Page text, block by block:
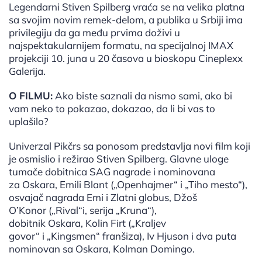
Legendarni Stiven Spilberg vraća se na velika platna
sa svojim novim remek-delom, a publika u Srbiji ima
privilegiju da ga među prvima doživi u
najspektakularnijem formatu, na specijalnoj IMAX
projekciji 10. juna u 20 časova u bioskopu Cineplexx
Galerija.
O FILMU:Ako biste saznali da nismo sami, ako bi
vam neko to pokazao, dokazao, da li bi vas to
uplašilo?
Univerzal Pikčrs sa ponosom predstavlja novi film koji
je osmislio i režirao Stiven Spilberg. Glavne uloge
tumače dobitnica SAG nagrade i nominovana
za Oskara, Emili Blant („Openhajmer“ i „Tiho mesto“),
osvajač nagrada Emi i Zlatni globus, Džoš
O’Konor („Rival“i, serija „Kruna“),
dobitnik Oskara, Kolin Firt („Kraljev
govor“ i „Kingsmen“ franšiza), Iv Hjuson i dva puta
nominovan sa Oskara, Kolman Domingo.